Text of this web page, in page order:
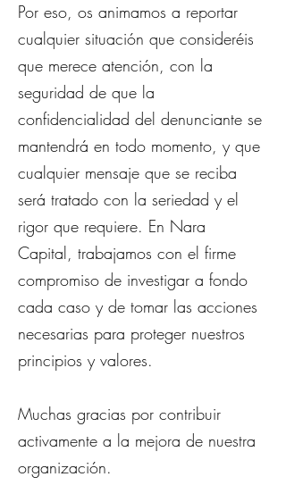
Por eso, os animamos a reportar
cualquier situación que consideréis
que merece atención, con la
seguridad de que la
confidencialidad del denunciante se
mantendrá en todo momento, y que
cualquier mensaje que se reciba
será tratado con la seriedad y el
rigor que requiere. En Nara
Capital, trabajamos con el firme
compromiso de investigar a fondo
cada caso y de tomar las acciones
necesarias para proteger nuestros
principios y valores.
Muchas gracias por contribuir
activamente a la mejora de nuestra
organización.